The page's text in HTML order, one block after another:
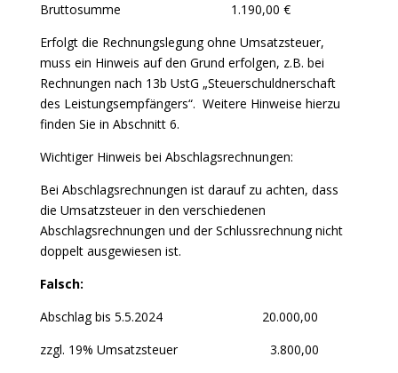
Bruttosumme 1.190,00 €
Erfolgt die Rechnungslegung ohne Umsatzsteuer,
muss ein Hinweis auf den Grund erfolgen, z.B. bei
Rechnungen nach 13b UstG „Steuerschuldnerschaft
des Leistungsempfängers“. Weitere Hinweise hierzu
finden Sie in Abschnitt 6.
Wichtiger Hinweis bei Abschlagsrechnungen:
Bei Abschlagsrechnungen ist darauf zu achten, dass
die Umsatzsteuer in den verschiedenen
Abschlagsrechnungen und der Schlussrechnung nicht
doppelt ausgewiesen ist.
Falsch:
Abschlag bis 5.5.2024 20.000,00
zzgl. 19% Umsatzsteuer 3.800,00